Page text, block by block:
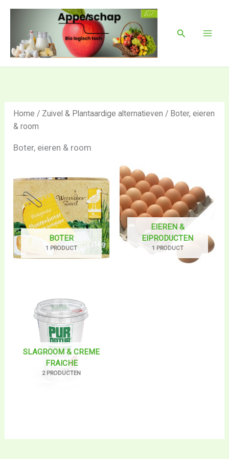
inhoud
Zoeken
Home / Zuivel & Plantaardige alternatieven / Boter, eieren
& room
Boter, eieren & room
BOTER
1 PRODUCT
EIEREN &
EIPRODUCTEN
1 PRODUCT
SLAGROOM & CREME
FRAICHE
2 PRODUCTEN